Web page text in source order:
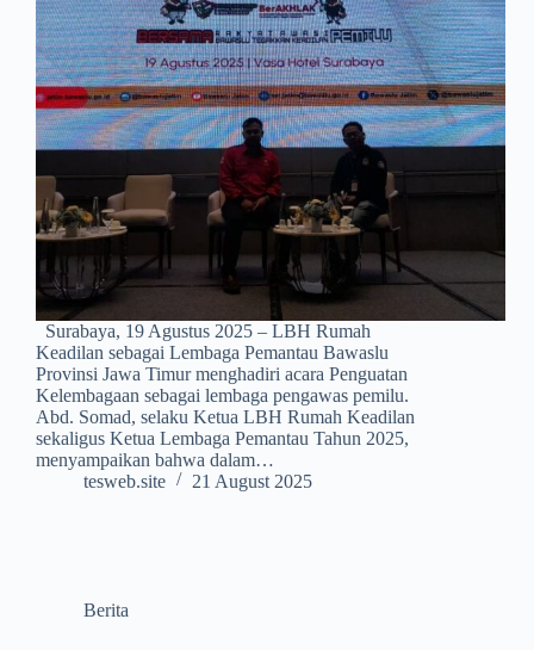
Surabaya, 19 Agustus 2025 – LBH Rumah
Keadilan sebagai Lembaga Pemantau Bawaslu
Provinsi Jawa Timur menghadiri acara Penguatan
Kelembagaan sebagai lembaga pengawas pemilu.
Abd. Somad, selaku Ketua LBH Rumah Keadilan
sekaligus Ketua Lembaga Pemantau Tahun 2025,
menyampaikan bahwa dalam…
tesweb.site
21 August 2025
Berita